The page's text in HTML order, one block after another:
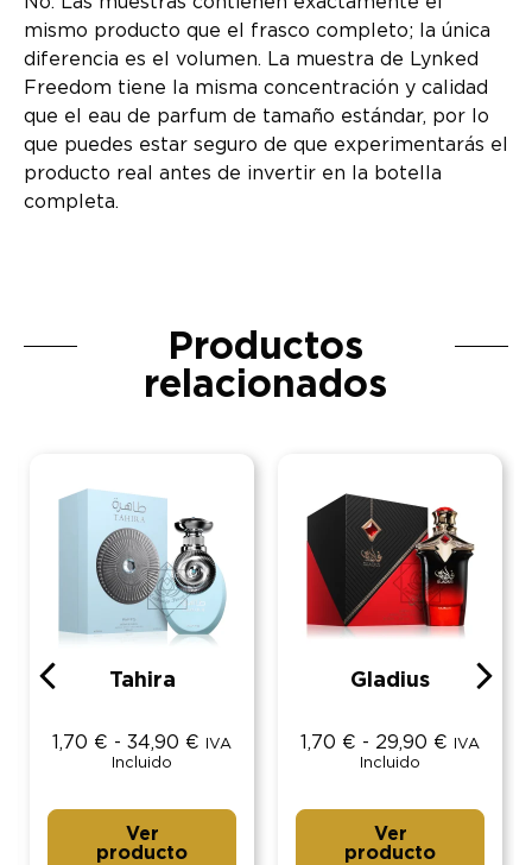
mismo producto que el frasco completo; la única
diferencia es el volumen. La muestra de Lynked
Freedom tiene la misma concentración y calidad
que el eau de parfum de tamaño estándar, por lo
que puedes estar seguro de que experimentarás el
producto real antes de invertir en la botella
completa.
Productos
relacionados
Tahira
1,70 € - 34,90 €
IVA
Incluido
Ver
producto
Gladius
1,70 € - 29,90 €
IVA
Incluido
Ver
producto